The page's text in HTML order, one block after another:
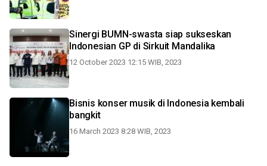
Sinergi BUMN-swasta siap sukseskan
Indonesian GP di Sirkuit Mandalika
12 October 2023 12:15 WIB, 2023
Bisnis konser musik di Indonesia kembali
bangkit
16 March 2023 8:28 WIB, 2023